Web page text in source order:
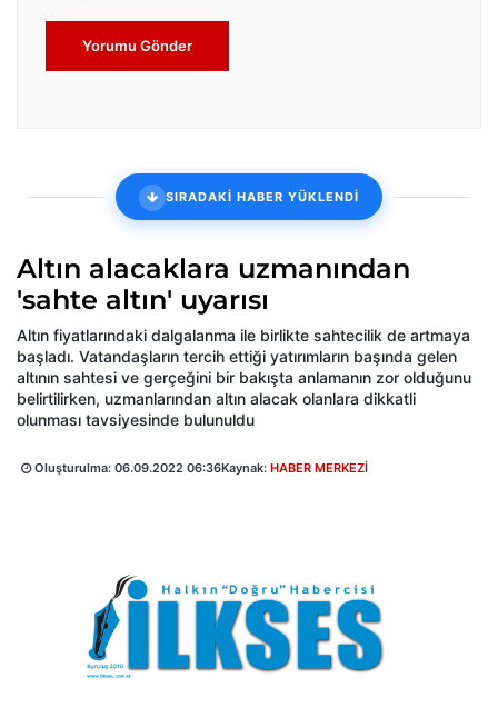
Yorumu Gönder
SIRADAKİ HABER YÜKLENDİ
Altın alacaklara uzmanından
'sahte altın' uyarısı
Altın fiyatlarındaki dalgalanma ile birlikte sahtecilik de artmaya
başladı. Vatandaşların tercih ettiği yatırımların başında gelen
altının sahtesi ve gerçeğini bir bakışta anlamanın zor olduğunu
belirtilirken, uzmanlarından altın alacak olanlara dikkatli
olunması tavsiyesinde bulunuldu
Oluşturulma: 06.09.2022 06:36Kaynak: HABER MERKEZİ